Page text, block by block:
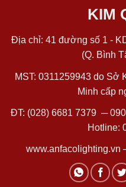
KIM
Địa chỉ: 41 đường số 1 -
(Q. Bình
MST: 0311259943 do Sở
Minh cấp
ĐT: (028) 6681 7379 ─
Hotline:
www.anfacolighting.vn